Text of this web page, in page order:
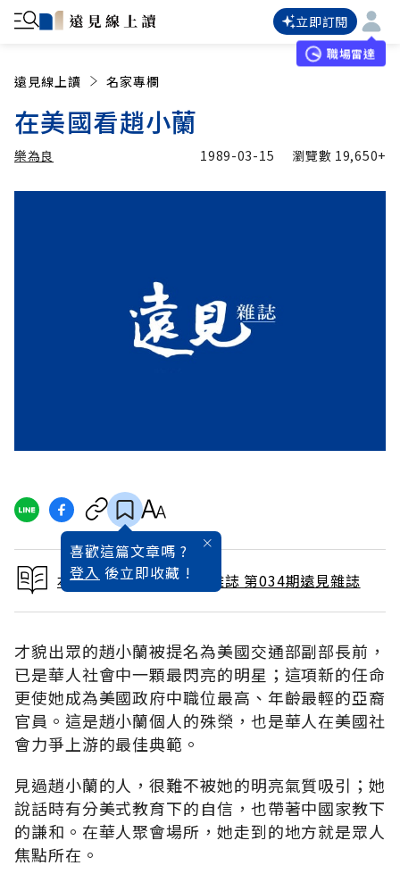
立即訂閱
職場雷達
遠見線上讀 名家專欄
在美國看趙小蘭
樂為良 1989-03-15 瀏覽數 19,650+
喜歡這篇文章嗎 ?
登入 後立即收藏 !
本文出自 1989 / 4月號雜誌 第034期遠見雜誌
才貌出眾的趙小蘭被提名為美國交通部副部長前，
已是華人社會中一顆最閃亮的明星；這項新的任命
更使她成為美國政府中職位最高、年齡最輕的亞裔
官員。這是趙小蘭個人的殊榮，也是華人在美國社
會力爭上游的最佳典範。
見過趙小蘭的人，很難不被她的明亮氣質吸引；她
說話時有分美式教育下的自信，也帶著中國家教下
的謙和。在華人聚會場所，她走到的地方就是眾人
焦點所在。